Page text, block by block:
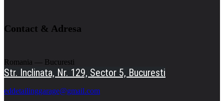
Contact & Adresa
Romania — Bucuresti
Str. Inclinata, Nr. 129, Sector 5, Bucuresti
eddetailinggarage@gmail.com